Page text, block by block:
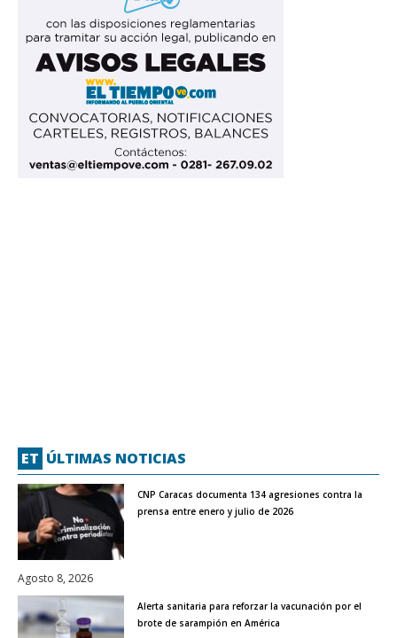
ET ÚLTIMAS NOTICIAS
CNP Caracas documenta 134 agresiones contra la
prensa entre enero y julio de 2026
Agosto 8, 2026
Alerta sanitaria para reforzar la vacunación por el
brote de sarampión en América